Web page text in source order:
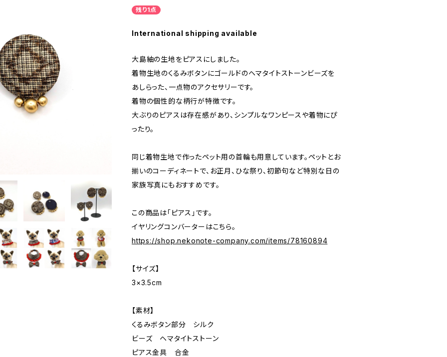
残り1点
International shipping available
大島紬の生地をピアスにしました。
着物生地のくるみボタンにゴールドのヘマタイトストーンビーズを
あしらった、一点物のアクセサリーです。
着物の個性的な柄行が特徴です。
大ぶりのピアスは存在感があり、シンプルなワンピースや着物にぴ
ったり。
同じ着物生地で作ったペット用の首輪も用意しています。ペットとお
揃いのコーディネートで、お正月、ひな祭り、初節句など特別な日の
家族写真にもおすすめです。
この商品は「ピアス」です。
イヤリングコンバーターはこちら。
https://shop.nekonote-company.com/items/78160894
【サイズ】
3×3.5cm
【素材】
くるみボタン部分 シルク
ビーズ ヘマタイトストーン
ピアス金具 合金